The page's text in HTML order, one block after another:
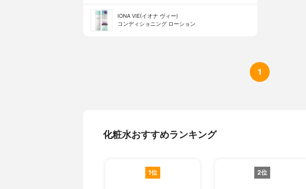
IONA VIE(イオナ ヴィー)
コンディショニング ローション
1
化粧水おすすめランキング
1位 2位